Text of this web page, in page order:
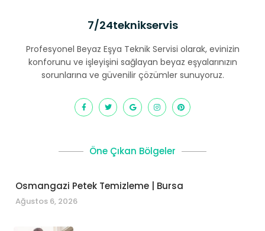
7/24teknikservis
Profesyonel Beyaz Eşya Teknik Servisi olarak, evinizin
konforunu ve işleyişini sağlayan beyaz eşyalarınızın
sorunlarına ve güvenilir çözümler sunuyoruz.
Öne Çıkan Bölgeler
Osmangazi Petek Temizleme | Bursa
Ağustos 6, 2026